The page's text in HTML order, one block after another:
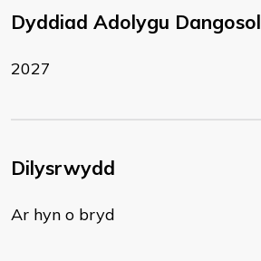
Dyddiad Adolygu Dangosol
2027
Dilysrwydd
Ar hyn o bryd